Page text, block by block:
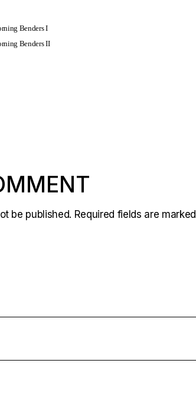
Benders I
Benders II
be published. Required fields are marked